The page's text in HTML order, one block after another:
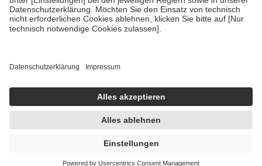
• empfohlenen Schutzimpfungen
• Harn- und Blutteststreifen
getroffen, um sicherzustellen, dass es sich um echte Bewertungen
https://help.etrusted.com/hc/de/articles/4419944605341
Einige Bilder und Inhalte wurden unter Zuhilfenahme künstlicher